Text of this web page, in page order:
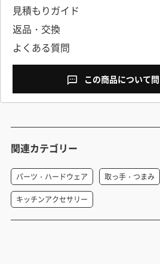
見積もりガイド
返品・交換
よくある質問
この商品について
関連カテゴリー
パーツ・ハードウェア 取っ手・つまみ
キッチンアクセサリー